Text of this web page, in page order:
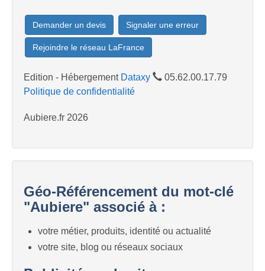
Demander un devis Signaler une erreur
Rejoindre le réseau LaFrance
Edition - Hébergement Dataxy
05.62.00.17.79
Politique de confidentialité
Aubiere.fr 2026
Géo-Référencement du mot-clé
"Aubiere" associé à :
votre métier, produits, identité ou actualité
votre site, blog ou réseaux sociaux